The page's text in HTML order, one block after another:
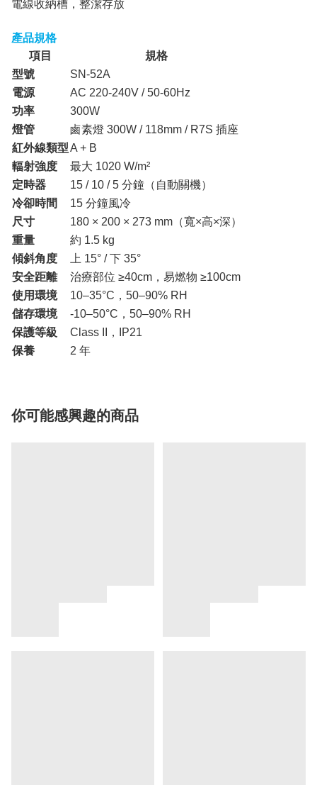
電線收納槽，整潔存放
產品規格
項目
規格
型號
SN-52A
電源
AC 220-240V / 50-60Hz
功率
300W
燈管
鹵素燈 300W / 118mm / R7S 插座
紅外線類型A + B
輻射強度
最大 1020 W/m²
定時器
15 / 10 / 5 分鐘（自動關機）
冷卻時間
15 分鐘風冷
尺寸
180 × 200 × 273 mm（寬×高×深）
重量
約 1.5 kg
傾斜角度
上 15° / 下 35°
安全距離
治療部位 ≥40cm，易燃物 ≥100cm
使用環境
10–35°C，50–90% RH
儲存環境
-10–50°C，50–90% RH
保護等級
Class II，IP21
保養
2 年
你可能感興趣的商品